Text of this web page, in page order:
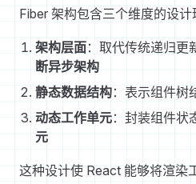
Fiber 架构包含三个维度的设计
架构层面：取代传统递归更
断异步架构
静态数据结构：表示组件树
动态工作单元：封装组件状
元
这种设计使 React 能够将渲染